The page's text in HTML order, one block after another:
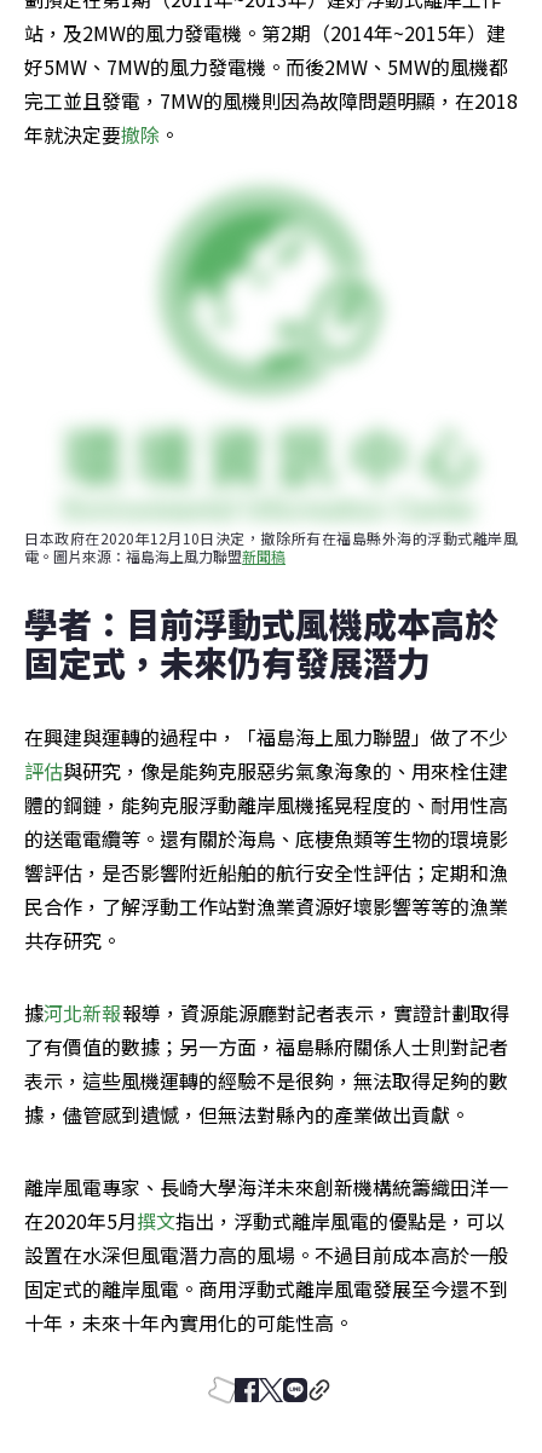
站，及2MW的風力發電機。第2期（2014年~2015年）建
好5MW、7MW的風力發電機。而後2MW、5MW的風機都
完工並且發電，7MW的風機則因為故障問題明顯，在2018
年就決定要撤除 。
日本政府在2020年12月10日決定，撤除所有在福島縣外海的浮動式離岸風
電。圖片來源：福島海上風力聯盟新聞稿
學者：目前浮動式風機成本高於
固定式，未來仍有發展潛力
在興建與運轉的過程中，「福島海上風力聯盟」做了不少
評估與研究，像是能夠克服惡劣氣象海象的、用來栓住建
體的鋼鏈，能夠克服浮動離岸風機搖晃程度的、耐用性高
的送電電纜等。還有關於海鳥、底棲魚類等生物的環境影
響評估，是否影響附近船舶的航行安全性評估；定期和漁
民合作，了解浮動工作站對漁業資源好壞影響等等的漁業
共存研究。
據河北新報報導，資源能源廳對記者表示，實證計劃取得
了有價值的數據；另一方面，福島縣府關係人士則對記者
表示，這些風機運轉的經驗不是很夠，無法取得足夠的數
據，儘管感到遺憾，但無法對縣內的產業做出貢獻。
離岸風電專家、長崎大學海洋未來創新機構統籌織田洋一
在2020年5月撰文指出，浮動式離岸風電的優點是，可以
設置在水深但風電潛力高的風場。不過目前成本高於一般
固定式的離岸風電。商用浮動式離岸風電發展至今還不到
十年，未來十年內實用化的可能性高。